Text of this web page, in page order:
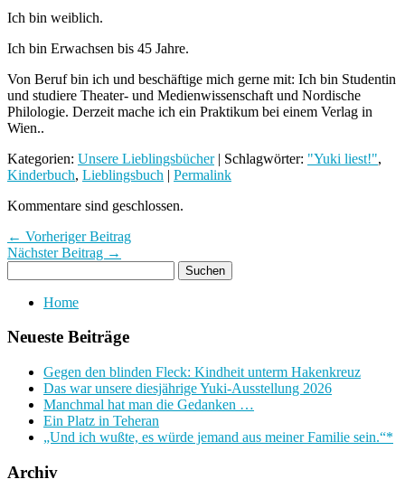
Ich bin weiblich.
Ich bin Erwachsen bis 45 Jahre.
Von Beruf bin ich und beschäftige mich gerne mit: Ich bin Studentin
und studiere Theater- und Medienwissenschaft und Nordische
Philologie. Derzeit mache ich ein Praktikum bei einem Verlag in
Wien..
Kategorien: Unsere Lieblingsbücher| Schlagwörter: "Yuki liest!",
Kinderbuch, Lieblingsbuch | Permalink
Kommentare sind geschlossen.
← Vorheriger Beitrag
Nächster Beitrag →
Home
Neueste Beiträge
Gegen den blinden Fleck: Kindheit unterm Hakenkreuz
Das war unsere diesjährige Yuki-Ausstellung 2026
Manchmal hat man die Gedanken …
Ein Platz in Teheran
„Und ich wußte, es würde jemand aus meiner Familie sein.“*
Archiv